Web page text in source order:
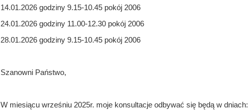
14.01.2026 godziny 9.15-10.45 pokój 2006
24.01.2026 godziny 11.00-12.30 pokój 2006
28.01.2026 godziny 9.15-10.45 pokój 2006
Szanowni Państwo,
W miesiącu wrześniu 2025r. moje konsultacje odbywać się będą w dniach: